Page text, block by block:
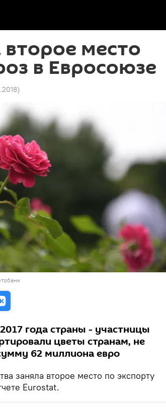
место
в Евросоюзе
)
года страны - участницы
цветы странам, не
62 миллиона евро
заняла второе место по экспорту
Eurostat.